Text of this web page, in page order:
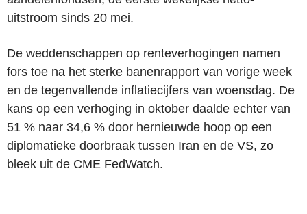
uitstroom sinds 20 mei.
De weddenschappen op renteverhogingen namen
fors toe na het sterke banenrapport van vorige week
en de tegenvallende inflatiecijfers van woensdag. De
kans op een verhoging in oktober daalde echter van
51 % naar 34,6 % door hernieuwde hoop op een
diplomatieke doorbraak tussen Iran en de VS, zo
bleek uit de CME FedWatch.